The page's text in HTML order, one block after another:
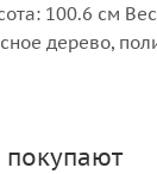
100.6 см
дерево,